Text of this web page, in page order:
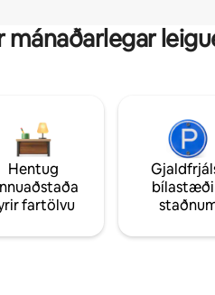
Hentug
fartölvu
bílastæði